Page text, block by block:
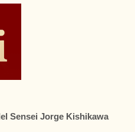
Sensei Jorge Kishikawa